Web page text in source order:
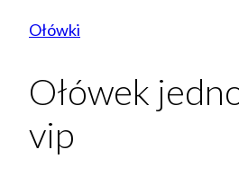
Ołówki
Ołówek
vip